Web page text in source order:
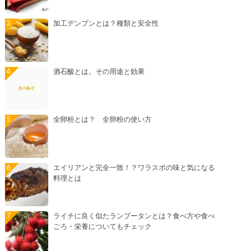
加工デンプンとは？種類と安全性
酒石酸とは。その用途と効果
全卵粉とは？ 全卵粉の使い方
エイリアンと完全一致！？ワラスボの味と気になる
料理とは
ライチに良く似たランブータンとは？食べ方や食べ
ごろ・栄養についてもチェック